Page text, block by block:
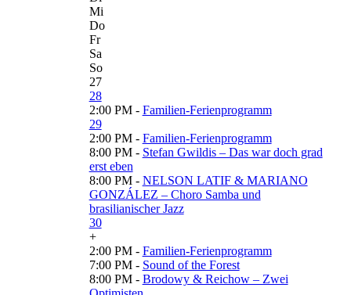
Mi
Do
Fr
Sa
So
27
28
2:00 PM - Familien-Ferienprogramm
29
2:00 PM - Familien-Ferienprogramm
8:00 PM - Stefan Gwildis – Das war doch grad
erst eben
8:00 PM - NELSON LATIF & MARIANO
GONZÁLEZ – Choro Samba und
brasilianischer Jazz
30
+
2:00 PM - Familien-Ferienprogramm
7:00 PM - Sound of the Forest
8:00 PM - Brodowy & Reichow – Zwei